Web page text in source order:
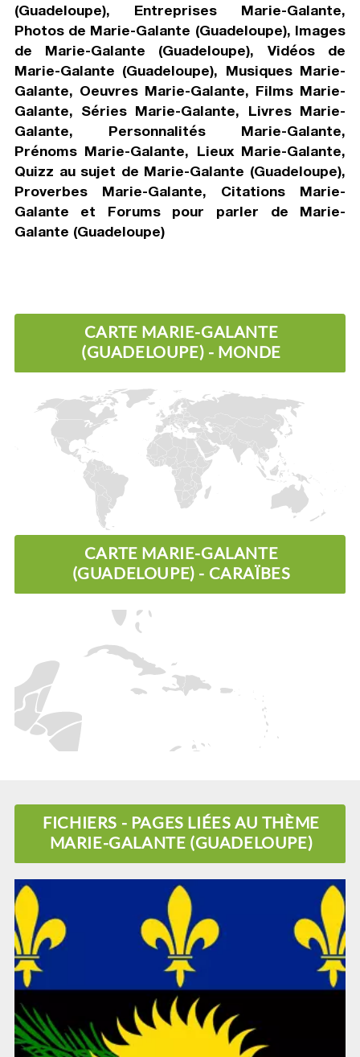
(Guadeloupe), Entreprises Marie-Galante,
Photos de Marie-Galante (Guadeloupe), Images
de Marie-Galante (Guadeloupe), Vidéos de
Marie-Galante (Guadeloupe), Musiques Marie-
Galante, Oeuvres Marie-Galante, Films Marie-
Galante, Séries Marie-Galante, Livres Marie-
Galante, Personnalités Marie-Galante,
Prénoms Marie-Galante, Lieux Marie-Galante,
Quizz au sujet de Marie-Galante (Guadeloupe),
Proverbes Marie-Galante, Citations Marie-
Galante et Forums pour parler de Marie-
Galante (Guadeloupe)
CARTE MARIE-GALANTE
(GUADELOUPE) - MONDE
CARTE MARIE-GALANTE
(GUADELOUPE) - CARAÏBES
FICHIERS - PAGES LIÉES AU THÈME
MARIE-GALANTE (GUADELOUPE)